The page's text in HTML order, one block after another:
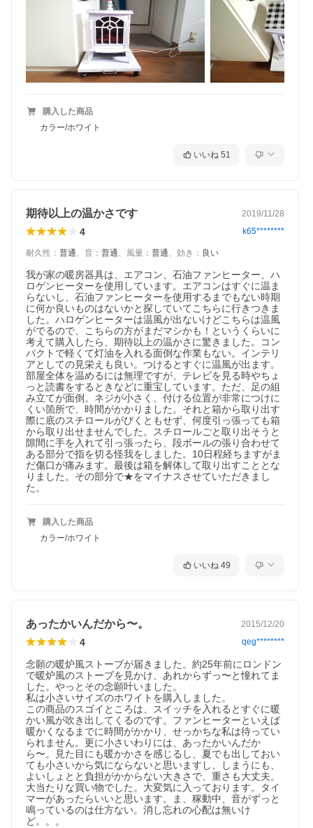
購入した商品
カラー/ホワイト
いいね 51
期待以上の温かさです 2019/11/28
4 k65********
耐久性 ： 普通、 音 ： 普通、 風量 ： 普通、 効き ： 良い
我が家の暖房器具は、エアコン、石油ファンヒーター、ハ
ロゲンヒーターを使用しています。エアコンはすぐに温ま
らないし、石油ファンヒーターを使用するまでもない時期
に何か良いものはないかと探していてこちらに行きつきま
した。ハロゲンヒーターは温風が出ないけどこちらは温風
がでるので、こちらの方がまだマシかも！というくらいに
考えて購入したら、期待以上の温かさに驚きました。コン
パクトで軽くて灯油を入れる面倒な作業もない。インテリ
アとしての見栄えも良い。つけるとすぐに温風が出ます。
部屋全体を温めるには無理ですが、テレビを見る時やちょ
っと読書をするときなどに重宝しています。ただ、足の組
み立てが面倒。ネジが小さく、付ける位置が非常につけに
くい箇所で、時間がかかりました。それと箱から取り出す
際に底のスチロールがびくともせず、何度引っ張っても箱
から取り出せませんでした。スチロールごと取り出そうと
隙間に手を入れて引っ張ったら、段ボールの張り合わせて
ある部分で指を切る怪我をしました。10日程経ちますがま
だ傷口が痛みます。最後は箱を解体して取り出すこととな
りました。その部分で★をマイナスさせていただきまし
た。
購入した商品
カラー/ホワイト
いいね 49
あったかいんだから〜。 2015/12/20
4 qeg********
念願の暖炉風ストーブが届きました。約25年前にロンドン
で暖炉風のストーブを見かけ、あれからずっ〜と憧れてま
した。やっとその念願叶いました。
私は小さいサイズのホワイトを購入しました。
この商品のスゴイところは、スイッチを入れるとすぐに暖
かい風が吹き出してくるのです。ファンヒーターといえば
暖かくなるまでに時間がかかり、せっかちな私は待ってい
られません。更に小さいわりには、あったかいんだか
ら〜。見た目にも暖かかさを感じるし、夏でも出しておい
ても小さいから気にならないと思いますし、しまうにも、
よいしょとと負担がかからない大きさで、重さも大丈夫。
大当たりな買い物でした。大変気に入っております。タイ
マーがあったらいいと思います。ま、稼動中、音がずっと
鳴っているのは仕方ない。消し忘れの心配は無いけ
ど。。。